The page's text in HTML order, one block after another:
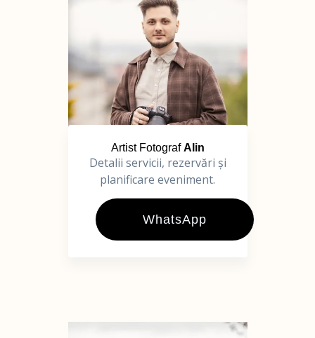
Artist FotografAlin
Detalii servicii, rezervări și
planificare eveniment.
WhatsApp